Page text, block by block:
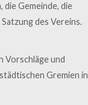
Gemeinde, die
des Vereins.
Vorschläge und
Gremien in